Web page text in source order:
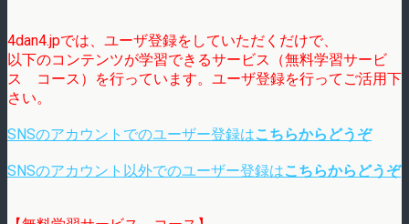
4dan4.jpでは、ユーザ登録をしていただくだけで、
以下のコンテンツが学習できるサービス（無料学習サービ
ス コース）を行っています。ユーザ登録を行ってご活用下
さい。
SNSのアカウントでのユーザー登録はこちらからどうぞ
SNSのアカウント以外でのユーザー登録はこちらからどうぞ